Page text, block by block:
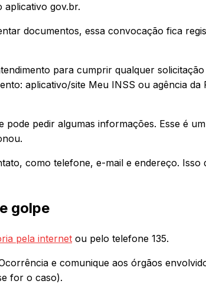
aplicativo gov.br.
documentos, essa convocação fica
para cumprir qualquer
aplicativo/site Meu INSS ou agência da
pedir algumas informações. Esse é
como telefone, e-mail e endereço.
golpe
pela internet ou pelo telefone 135.
e comunique aos órgãos
for o caso).